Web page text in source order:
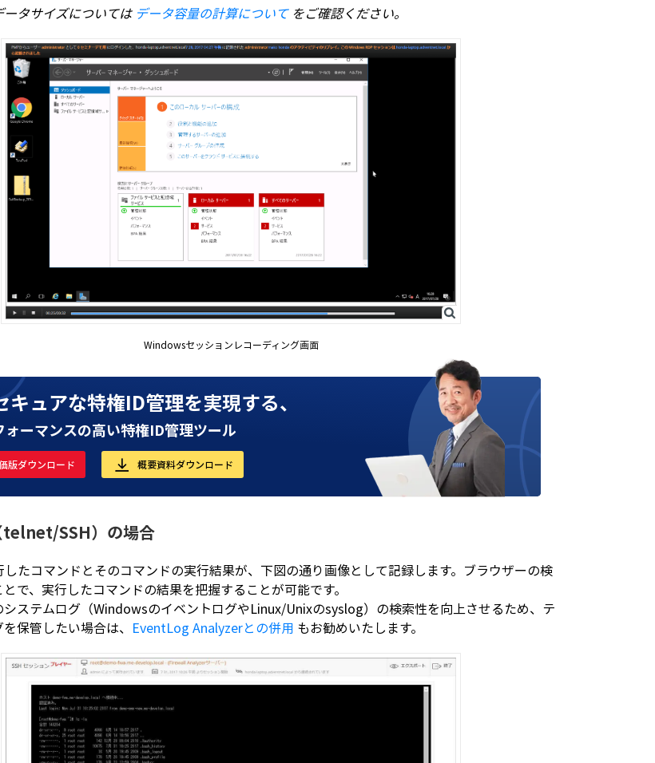
タサイズについては データ容量の計算についてをご確認ください。
Windowsセッションレコーディング画面
キュアな特権ID管理を実現する、
ォーマンスの高い特権ID管理ツール
版ダウンロード 概要資料ダウンロード
SSH）の場合
たコマンドとそのコマンドの実行結果が、下図の通り画像として記録します。ブラウザーの検
で、実行したコマンドの結果を把握することが可能です。
システムログ（WindowsのイベントログやLinux/Unixのsyslog）の検索性を向上させるため、テ
保管したい場合は、 EventLog Analyzerとの併用 もお勧めいたします。